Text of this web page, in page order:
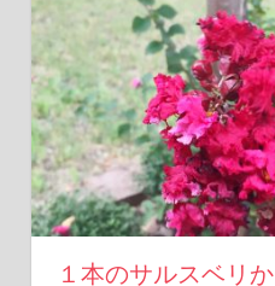
１本のサルスベリ